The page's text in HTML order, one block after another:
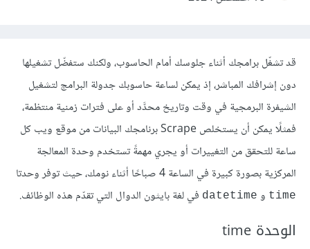
قد تشغّل برامجك أثناء جلوسك أمام الحاسوب، ولكنك ستفضّل تشغيلها
دون إشرافك المباشر، إذ يمكن لساعة حاسوبك جدولة البرامج لتشغيل
الشيفرة البرمجية في وقت وتاريخ محدَّد أو على فترات زمنية منتظمة،
فمثلًا يمكن أن يستخلص Scrape برنامجك البيانات من موقع ويب كل
ساعة للتحقق من التغييرات أو يجري مهمةً تستخدم وحدة المعالجة
المركزية بصورة كبيرة في الساعة 4 صباحًا أثناء نومك، حيث توفر وحدتا
time و datetime في لغة بايثون الدوال التي تقدّم هذه الوظائف.
الوحدة time